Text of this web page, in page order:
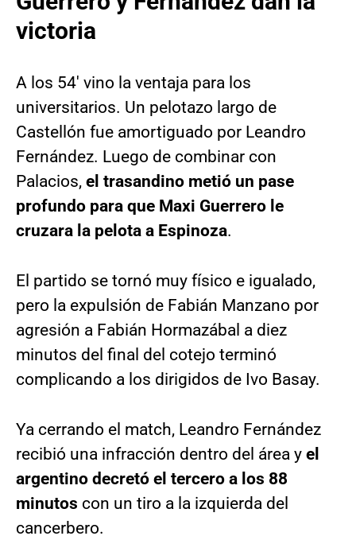
victoria
A los 54′ vino la ventaja para los
universitarios. Un pelotazo largo de
Castellón fue amortiguado por Leandro
Fernández. Luego de combinar con
Palacios, el trasandino metió un pase
profundo para que Maxi Guerrero le
cruzara la pelota a Espinoza.
El partido se tornó muy físico e igualado,
pero la expulsión de Fabián Manzano por
agresión a Fabián Hormazábal a diez
minutos del final del cotejo terminó
complicando a los dirigidos de Ivo Basay.
Ya cerrando el match, Leandro Fernández
recibió una infracción dentro del área y el
argentino decretó el tercero a los 88
minutos con un tiro a la izquierda del
cancerbero.